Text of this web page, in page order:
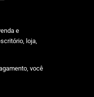
e
loja,
você